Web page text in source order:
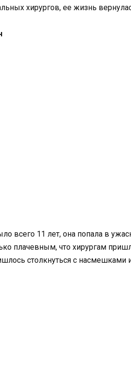
хирургов, ее жизнь
всего 11 лет, она попала в
плачевным, что хирургам
столкнуться с насмешками